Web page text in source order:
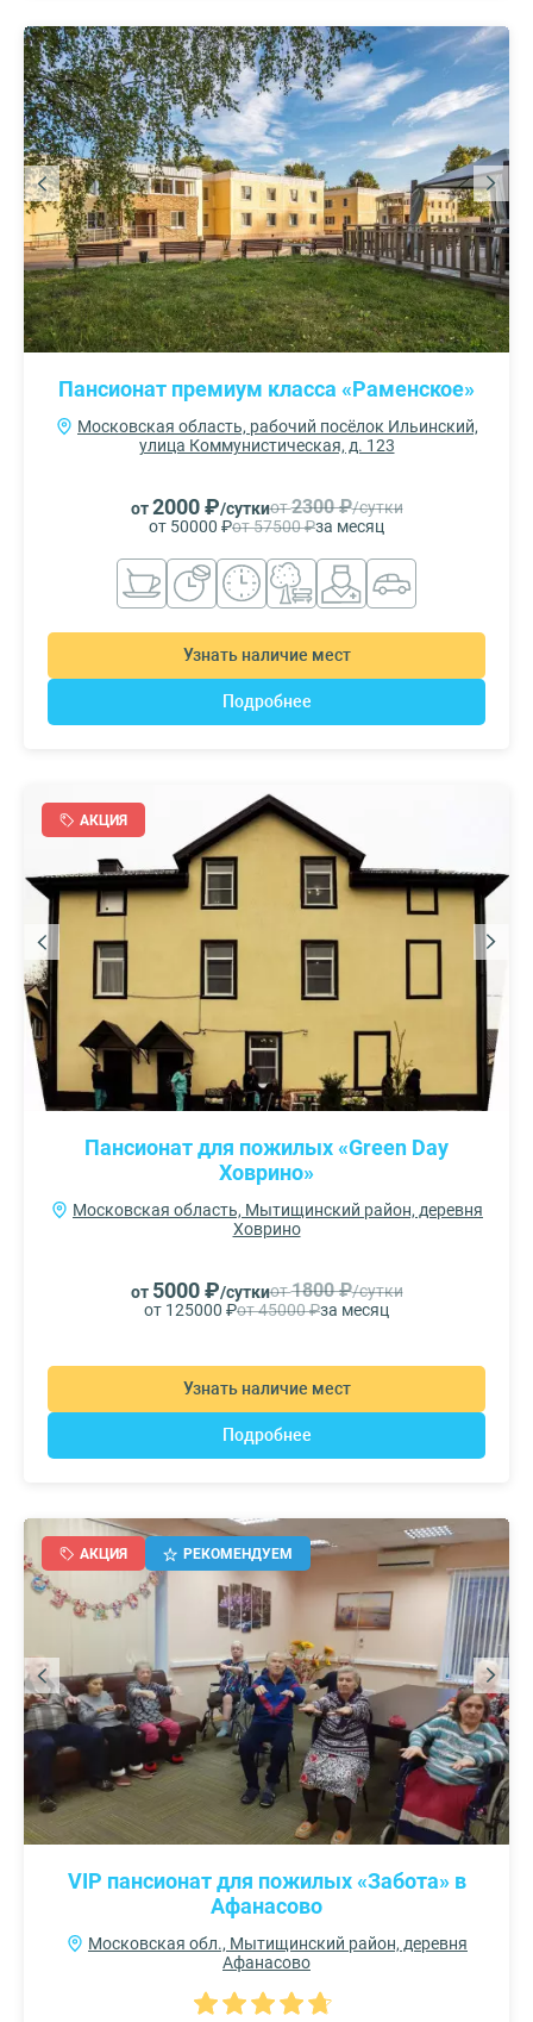
Пансионат премиум класса «Раменское»
Московская область, рабочий посёлок Ильинский,
улица Коммунистическая, д. 123
от2000 ₽/суткиот2300 ₽/сутки
от 50000 ₽от 57500 ₽за месяц
Узнать наличие мест
Подробнее
АКЦИЯ
Пансионат для пожилых «Green Day
Ховрино»
Московская область, Мытищинский район, деревня
Ховрино
от 5000 ₽/суткиот1800 ₽/сутки
от 125000 ₽от 45000 ₽за месяц
Узнать наличие мест
Подробнее
АКЦИЯ РЕКОМЕНДУЕМ
VIP пансионат для пожилых «Забота» в
Афанасово
Московская обл., Мытищинский район, деревня
Афанасово